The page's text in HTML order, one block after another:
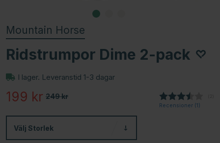
Mountain Horse
Ridstrumpor Dime 2-pack
I lager. Leveranstid 1-3 dagar
249kr
199 kr
Recensioner (1)
Välj Storlek